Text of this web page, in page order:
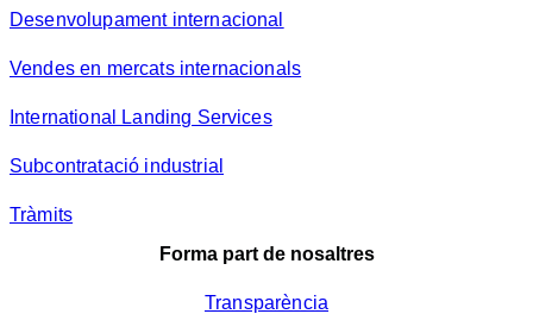
Desenvolupament internacional
Vendes en mercats internacionals
International Landing Services
Subcontratació industrial
Tràmits
Forma part de nosaltres
Transparència